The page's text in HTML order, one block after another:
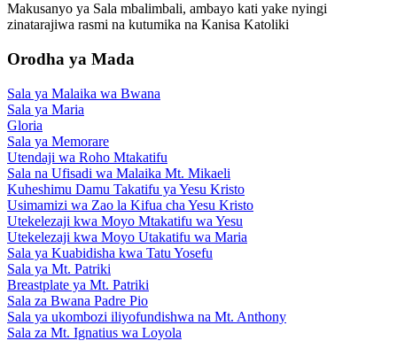
Makusanyo ya Sala mbalimbali, ambayo kati yake nyingi
zinatarajiwa rasmi na kutumika na Kanisa Katoliki
Orodha ya Mada
Sala ya Malaika wa Bwana
Sala ya Maria
Gloria
Sala ya Memorare
Utendaji wa Roho Mtakatifu
Sala na Ufisadi wa Malaika Mt. Mikaeli
Kuheshimu Damu Takatifu ya Yesu Kristo
Usimamizi wa Zao la Kifua cha Yesu Kristo
Utekelezaji kwa Moyo Mtakatifu wa Yesu
Utekelezaji kwa Moyo Utakatifu wa Maria
Sala ya Kuabidisha kwa Tatu Yosefu
Sala ya Mt. Patriki
Breastplate ya Mt. Patriki
Sala za Bwana Padre Pio
Sala ya ukombozi iliyofundishwa na Mt. Anthony
Sala za Mt. Ignatius wa Loyola